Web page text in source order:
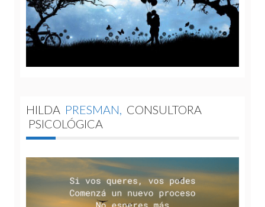
HILDA PRESMAN, CONSULTORA
PSICOLÓGICA